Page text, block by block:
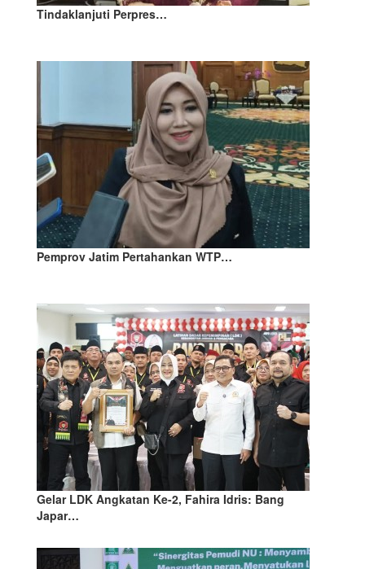
Tindaklanjuti Perpres…
Pemprov Jatim Pertahankan WTP…
Gelar LDK Angkatan Ke-2, Fahira Idris: Bang
Japar…